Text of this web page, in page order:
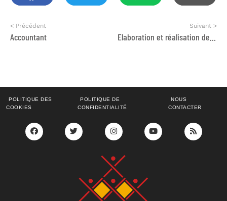
< Précédent
Accountant
Suivant >
POLITIQUE DES
COOKIES
POLITIQUE DE
CONFIDENTIALITÉ
NOUS
CONTACTER